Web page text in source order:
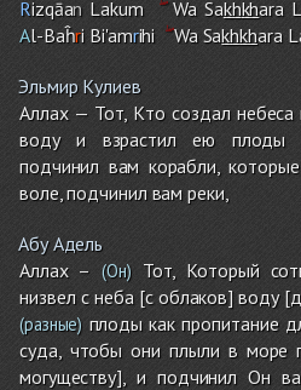
Rizqāan Lakum Wa Sakhkhara
Al-Baĥri Bi'amrihi Wa Sakhkhara
Эльмир Кулиев
Аллах — Тот, Кто создал небеса
воду и взрастил ею плоды
подчинил вам корабли,
воле, подчинил вам реки,
Абу Адель
Аллах – (Он)Тот, Который
низвел с неба [с облаков] воду
(разные) плоды как пропитание
суда, чтобы они плыли в море
могуществу], и подчи­нил Он